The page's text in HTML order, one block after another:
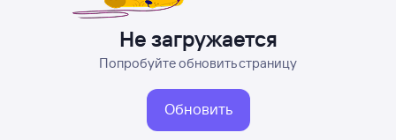
Не загружается
Попробуйте обновить страницу
Обновить